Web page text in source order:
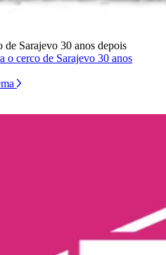
Sarajevo 30 anos depois
o cerco de Sarajevo 30 anos